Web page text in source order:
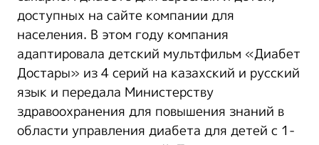
доступных на сайте компании для
населения. В этом году компания
адаптировала детский мультфильм «Диабет
Достары» из 4 серий на казахский и русский
язык и передала Министерству
здравоохранения для повышения знаний в
области управления диабета для детей с 1-